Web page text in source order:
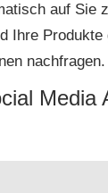
auf Sie
Ihre Produkte
nachfragen.
Media